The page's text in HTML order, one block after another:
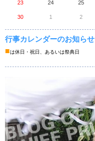
23 24 25
30 1 2
行事カレンダーのお知らせ
■は休日・祝日、あるいは祭典日